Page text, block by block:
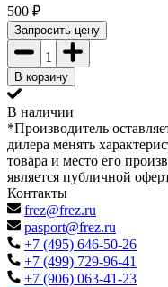
500 ₽
Запросить цену
1
В корзину
В наличии
*Производитель
дилера менять
товара и место его
является публичной
Контакты
frez@frez.ru
pasport@frez.ru
+7 (495) 646-50-26
+7 (499) 729-96-41
+7 (906) 063-41-23